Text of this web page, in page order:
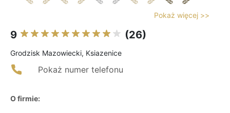
Pokaż więcej >>
9 (26)
Grodzisk Mazowiecki, Ksiazenice
Pokaż numer telefonu
O firmie: